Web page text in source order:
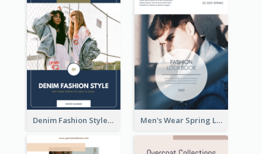
Denim Fashion Style Lookbook Men's Wear Spring Lookbook